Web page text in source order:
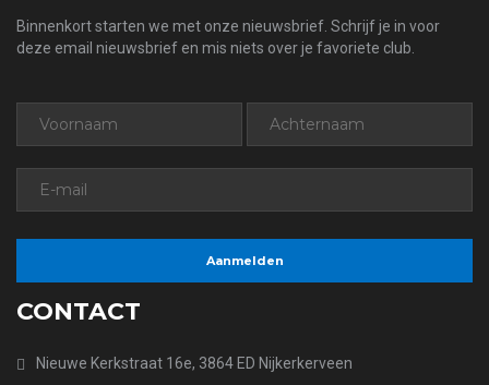
Binnenkort starten we met onze nieuwsbrief. Schrijf je in voor
deze email nieuwsbrief en mis niets over je favoriete club.
CONTACT
Nieuwe Kerkstraat 16e, 3864 ED Nijkerkerveen